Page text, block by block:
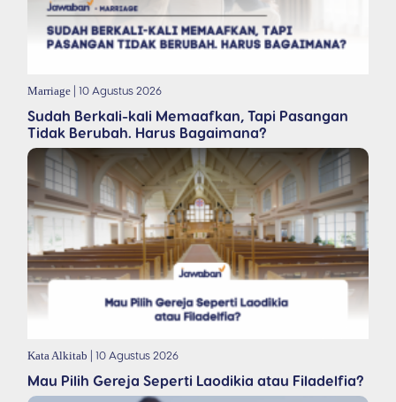
Marriage | 10 Agustus 2026
Sudah Berkali-kali Memaafkan, Tapi Pasangan
Tidak Berubah. Harus Bagaimana?
Kata Alkitab | 10 Agustus 2026
Mau Pilih Gereja Seperti Laodikia atau Filadelfia?